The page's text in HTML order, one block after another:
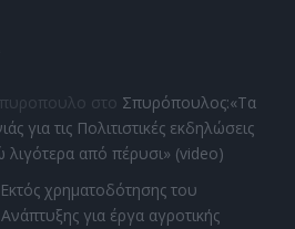
στο Σπυρόπουλος:«Τα
για τις Πολιτιστικές εκδηλώσεις
λιγότερα από πέρυσι» (video)
Εκτός χρηματοδότησης του
για έργα αγροτικής